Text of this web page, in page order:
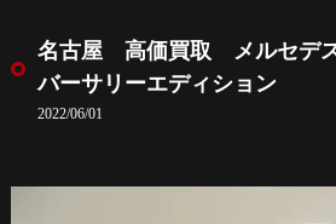
名古屋 高価買取 メルセデ
バーサリーエディション
2022/06/01